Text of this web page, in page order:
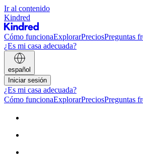
Ir al contenido
Kindred
Cómo funcionaExplorarPreciosPreguntas
¿Es mi casa adecuada?
español
Iniciar sesión
¿Es mi casa adecuada?
Cómo funcionaExplorarPreciosPreguntas